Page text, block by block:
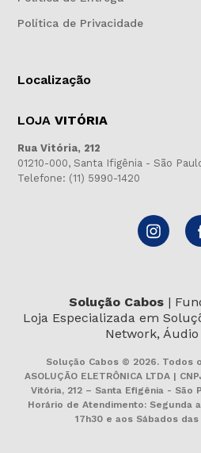
Política de Privacidade
Localização
LOJA VITÓRIA
Rua Vitória, 212
01210-000, Santa Ifigênia - São
Telefone: (11) 5990-1420
Solução Cabos|
Loja Especializada em
Network, Áudio
Solução Cabos © 2026. Todos
ASOLUÇÃO ELETRÔNICA LTDA |
Vitória, 212 – Santa Efigênia - São
Horário de Atendimento: Segunda
17h30 e aos Sábados